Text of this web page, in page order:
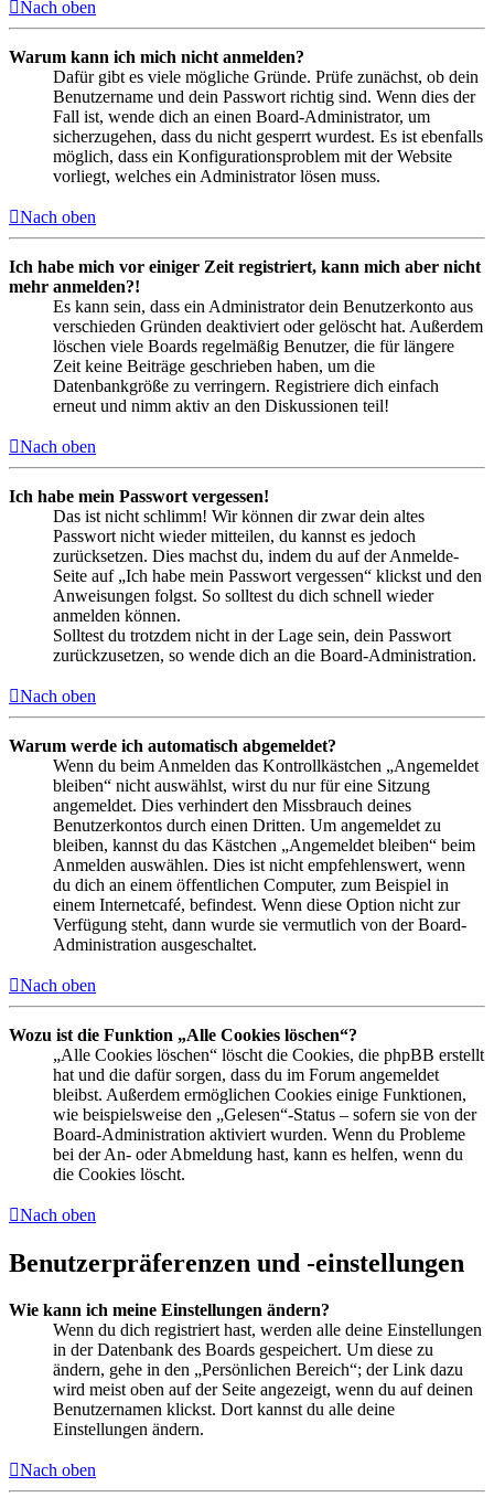
Nach oben
Warum kann ich mich nicht anmelden?
Dafür gibt es viele mögliche Gründe. Prüfe zunächst, ob dein
Benutzername und dein Passwort richtig sind. Wenn dies der
Fall ist, wende dich an einen Board-Administrator, um
sicherzugehen, dass du nicht gesperrt wurdest. Es ist ebenfalls
möglich, dass ein Konfigurationsproblem mit der Website
vorliegt, welches ein Administrator lösen muss.
Nach oben
Ich habe mich vor einiger Zeit registriert, kann mich aber nicht
mehr anmelden?!
Es kann sein, dass ein Administrator dein Benutzerkonto aus
verschieden Gründen deaktiviert oder gelöscht hat. Außerdem
löschen viele Boards regelmäßig Benutzer, die für längere
Zeit keine Beiträge geschrieben haben, um die
Datenbankgröße zu verringern. Registriere dich einfach
erneut und nimm aktiv an den Diskussionen teil!
Nach oben
Ich habe mein Passwort vergessen!
Das ist nicht schlimm! Wir können dir zwar dein altes
Passwort nicht wieder mitteilen, du kannst es jedoch
zurücksetzen. Dies machst du, indem du auf der Anmelde-
Seite auf „Ich habe mein Passwort vergessen“ klickst und den
Anweisungen folgst. So solltest du dich schnell wieder
anmelden können.
Solltest du trotzdem nicht in der Lage sein, dein Passwort
zurückzusetzen, so wende dich an die Board-Administration.
Nach oben
Warum werde ich automatisch abgemeldet?
Wenn du beim Anmelden das Kontrollkästchen „Angemeldet
bleiben“ nicht auswählst, wirst du nur für eine Sitzung
angemeldet. Dies verhindert den Missbrauch deines
Benutzerkontos durch einen Dritten. Um angemeldet zu
bleiben, kannst du das Kästchen „Angemeldet bleiben“ beim
Anmelden auswählen. Dies ist nicht empfehlenswert, wenn
du dich an einem öffentlichen Computer, zum Beispiel in
einem Internetcafé, befindest. Wenn diese Option nicht zur
Verfügung steht, dann wurde sie vermutlich von der Board-
Administration ausgeschaltet.
Nach oben
Wozu ist die Funktion „Alle Cookies löschen“?
„Alle Cookies löschen“ löscht die Cookies, die phpBB erstellt
hat und die dafür sorgen, dass du im Forum angemeldet
bleibst. Außerdem ermöglichen Cookies einige Funktionen,
wie beispielsweise den „Gelesen“-Status – sofern sie von der
Board-Administration aktiviert wurden. Wenn du Probleme
bei der An- oder Abmeldung hast, kann es helfen, wenn du
die Cookies löscht.
Nach oben
Benutzerpräferenzen und -einstellungen
Wie kann ich meine Einstellungen ändern?
Wenn du dich registriert hast, werden alle deine Einstellungen
in der Datenbank des Boards gespeichert. Um diese zu
ändern, gehe in den „Persönlichen Bereich“; der Link dazu
wird meist oben auf der Seite angezeigt, wenn du auf deinen
Benutzernamen klickst. Dort kannst du alle deine
Einstellungen ändern.
Nach oben